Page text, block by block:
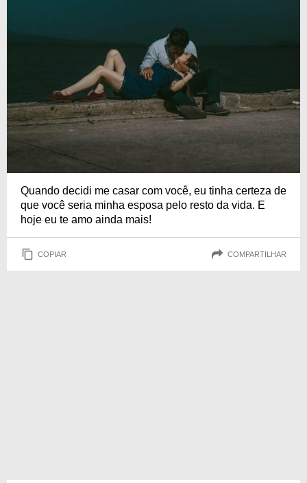
Quando decidi me casar com você, eu tinha certeza de
que você seria minha esposa pelo resto da vida. E
hoje eu te amo ainda mais!
COPIAR COMPARTILHAR